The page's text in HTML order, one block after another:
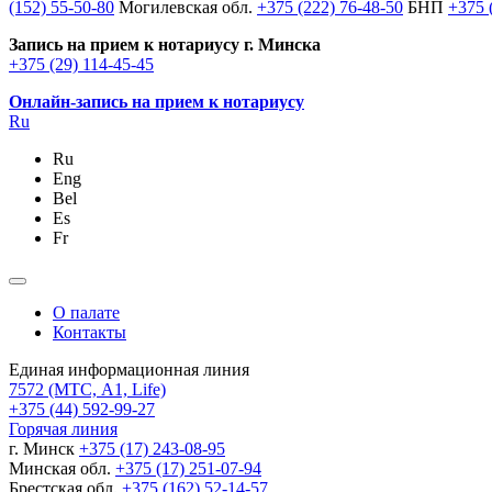
(152) 55-50-80 Могилевская обл. +375 (222) 76-48-50 БНП +375
Запись на прием к нотариусу г. Минска
+375 (29) 114-45-45
Онлайн-запись на прием к нотариусу
Ru
Ru
Eng
Bel
Es
Fr
О палате
Контакты
Единая информационная линия
7572 (МТС, A1, Life)
+375 (44) 592-99-27
Горячая линия
г. Минск +375 (17) 243-08-95
Минская обл. +375 (17) 251-07-94
Брестская обл. +375 (162) 52-14-57